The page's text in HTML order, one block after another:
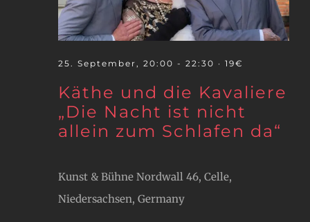
Käthe und die Kavaliere
„Die Nacht ist nicht
allein zum Schlafen da“
25. September, 20:00 - 22:30 · 19€
Kunst & Bühne Nordwall 46, Celle,
Niedersachsen, Germany